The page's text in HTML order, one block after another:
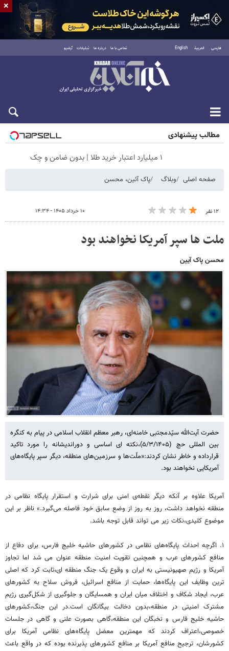
فارسی العربية English تماس با ما درباره ما تبلیغات آرشیو
پنجشنبه ۱۵ مرداد ۱۴۰۵
مطالب پیشنهادی
۱ میلیارد اعتبار خرید طلا | بدون ضامن و چک
صفحه اصلی وبلاگ پاک آئین، محسن
۱۲ نفر ۱۰ خرداد ۱۴۰۵ - ۱۴:۳۴
ملت ها سپر آمریکا نخواهند بود
محسن پاک آیین
حضرت آیت‌الله سیّدمجتبی خامنه‌ای، رهبر معظم انقلاب اسلامی در پیام به کنگره
بین المللی حج (۵/۳/۱۴۰۵)،نکته ای اساسی و دوراندیشانه را مورد تاکید
قرارداده و خاطر نشان کردند:«ملّت‌ها و سرزمین‌های منطقه، دیگر سپر پایگاه‌های
آمریکایی نخواهند بود.
آمریکا علاوه بر آنکه دیگر نقطه‌ی امنی برای شرارت و استقرار پایگاه نظامی در
منطقه نخواهد داشت، روز به روز از وضع سابق خود فاصله می‌گیرد.» ناظر بر این
موضوع کلیدی،نکات زیر می تواند قابل توجه باشد.
۱. اگرچه احداث پایگاه‌های نظامی در کشورهای حاشیه خلیج فارس، برای دفاع از
منافع کشورهای عرب و همچنین تقویت امنیت منطقه عنوان می شد اما تجاوز
آمریکا و رژیم صهیونیستی به ایران و وقوع یک جنگ منطقه ای،ثابت کرد که اصلی
ترین وظایف این پایگاه‌ها، حمایت از منافع اسرائیل، فروش سلاح به کشورهای
عرب، ایجاد شکاف و اختلاف میان ایران و همسایگان و جلوگیری از شکل‌گیری رژیم
مشترک امنیتی در منطقه،بدون دخالت بیگانگان است.در این جنگ،کشورهای
حاشیه خلیج فارس و نخبگان این منطقه،گاهی بصورت علنی و گاهی در جلسات
خصوصی،اعتراف کردند که مهمترین معضل پایگاه‌های نظامی آمریکا برای
کشورشان، ترجیح منافع آمریکا بر منافع کشورهای پذیرنده بوده که در واقع باعث
×